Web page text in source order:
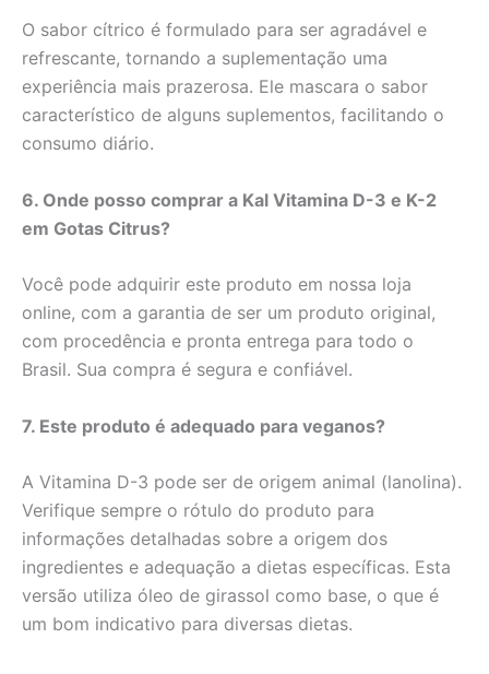
O sabor cítrico é formulado para ser agradável e
refrescante, tornando a suplementação uma
experiência mais prazerosa. Ele mascara o sabor
característico de alguns suplementos, facilitando o
consumo diário.
6. Onde posso comprar a Kal Vitamina D-3 e K-2
em Gotas Citrus?
Você pode adquirir este produto em nossa loja
online, com a garantia de ser um produto original,
com procedência e pronta entrega para todo o
Brasil. Sua compra é segura e confiável.
7. Este produto é adequado para veganos?
A Vitamina D-3 pode ser de origem animal (lanolina).
Verifique sempre o rótulo do produto para
informações detalhadas sobre a origem dos
ingredientes e adequação a dietas específicas. Esta
versão utiliza óleo de girassol como base, o que é
um bom indicativo para diversas dietas.